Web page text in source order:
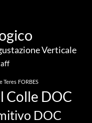
Verticale
Teres FORBES
Colle DOC
DOC